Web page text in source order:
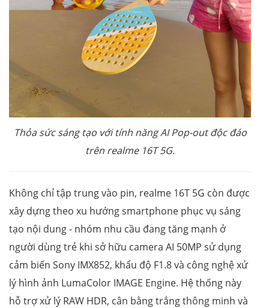
Thỏa sức sáng tạo với tính năng AI Pop-out độc đáo
trên realme 16T 5G.
Không chỉ tập trung vào pin, realme 16T 5G còn được
xây dựng theo xu hướng smartphone phục vụ sáng
tạo nội dung - nhóm nhu cầu đang tăng mạnh ở
người dùng trẻ khi sở hữu camera AI 50MP sử dụng
cảm biến Sony IMX852, khẩu độ F1.8 và công nghệ xử
lý hình ảnh LumaColor IMAGE Engine. Hệ thống này
hỗ trợ xử lý RAW HDR, cân bằng trắng thông minh và